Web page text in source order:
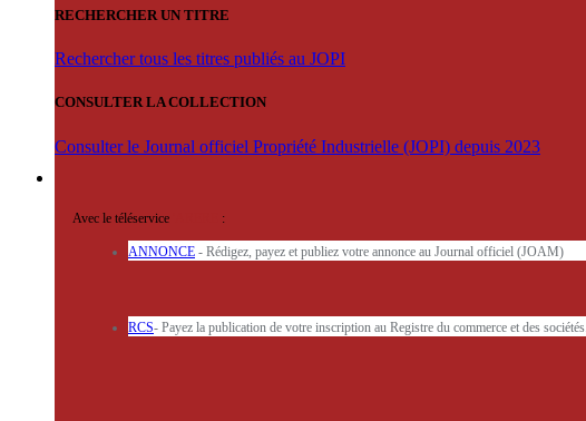
RECHERCHER UN TITRE
Rechercher tous les titres publiés au JOPI
CONSULTER LA COLLECTION
Consulter le Journal officiel Propriété Industrielle (JOPI) depuis 2023
Avec le téléservice :
ANNONCE - Rédigez, payez et publiez votre annonce au Journal officiel (JOAM)
RCS- Payez la publication de votre inscription au Registre du commerce et des sociétés.